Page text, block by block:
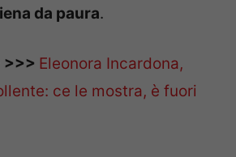
da paura.
>>> Eleonora Incardona,
ce le mostra, è fuori